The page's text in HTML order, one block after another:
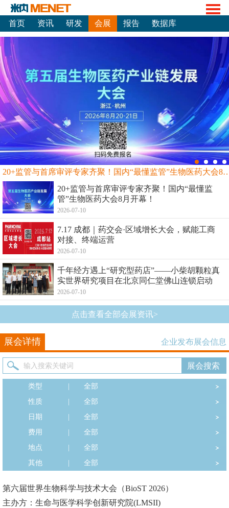
首页 资讯 研发 会展 报告 数据库
20+监管与首席审评专家齐聚！国内“最
20+监管与首席审评专家齐聚！国内“最懂监
管”生物医药大会8月开幕！
2026-07-10
7.17 成都｜药交会·区域增长大会，赋能工商
对接、终端运营
2026-07-10
千年经方遇上“研究型药店”——小柴胡颗粒真
实世界研究项目在北京同仁堂佛山连锁启动
2026-07-10
点击查看全部会展资讯>
展会详情 企业发布展会信息
类型
全部
性质
全部
日期
全部
费用
全部
地点
全部
其他
全部
第六届世界生物科学与技术大会（BioST 2026）
主办方：生命与医学科学创新研究院(LMSII)